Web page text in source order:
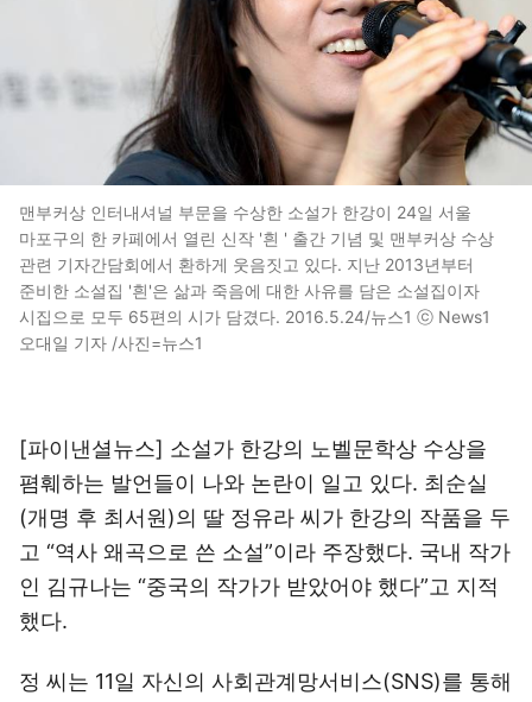
맨부커상 인터내셔널 부문을 수상한 소설가 한강이 24일 서울
마포구의 한 카페에서 열린 신작 '흰 ' 출간 기념 및 맨부커상 수상
관련 기자간담회에서 환하게 웃음짓고 있다. 지난 2013년부터
준비한 소설집 '흰'은 삶과 죽음에 대한 사유를 담은 소설집이자
시집으로 모두 65편의 시가 담겼다. 2016.5.24/뉴스1 ⓒ News1
오대일 기자 /사진=뉴스1
[파이낸셜뉴스] 소설가 한강의 노벨문학상 수상을
폄훼하는 발언들이 나와 논란이 일고 있다. 최순실
(개명 후 최서원)의 딸 정유라 씨가 한강의 작품을 두
고 “역사 왜곡으로 쓴 소설”이라 주장했다. 국내 작가
인 김규나는 “중국의 작가가 받았어야 했다”고 지적
했다.
정 씨는 11일 자신의 사회관계망서비스(SNS)를 통해